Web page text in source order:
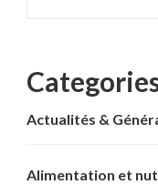
Actualités &
Alimentation et